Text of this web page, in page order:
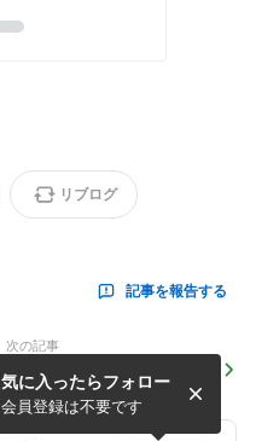
リブログ
記事を報告する
次の記事
苦楽園の焼肉屋、成田屋ラン
チ&彩花苑のかりんとう饅頭
気に入ったらフォロー
会員登録は不要です